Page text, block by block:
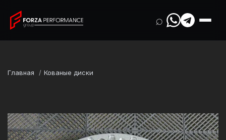
⌕
Главная Кованые диски